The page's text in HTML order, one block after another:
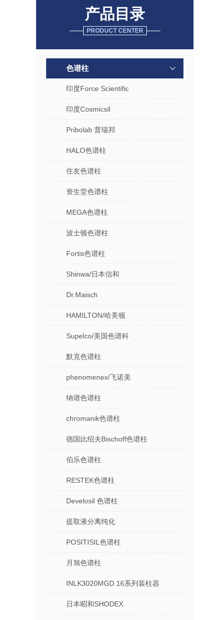
产品目录
PRODUCT CENTER
色谱柱
印度Force Scientific
印度Cosmicsil
Pribolab 普瑞邦
HALO色谱柱
住友色谱柱
资生堂色谱柱
MEGA色谱柱
波士顿色谱柱
Fortis色谱柱
Shinwa/日本信和
Dr.Maisch
HAMILTON/哈美顿
Supelco/美国色谱科
默克色谱柱
phenomenex/飞诺美
纳谱色谱柱
chromanik色谱柱
德国比绍夫Bischoff色谱柱
伯乐色谱柱
RESTEK色谱柱
Develosil 色谱柱
提取液分离纯化
POSITISIL色谱柱
月旭色谱柱
INLK3020MGD 16系列装柱器
日本昭和SHODEX